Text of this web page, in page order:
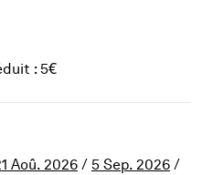
: 5€
Aoû. 2026 / 5 Sep. 2026 /